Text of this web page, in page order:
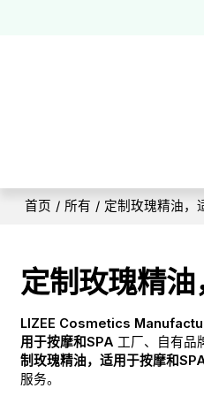
首页 / 所有 / 定制玫瑰精油，
定制玫瑰精
LIZEE Cosmetics
用于按摩和SPA 工厂、自有品
制玫瑰精油，适用于按摩和
服务。